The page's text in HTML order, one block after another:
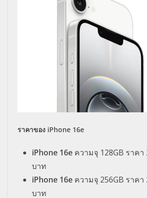
ราคาของ iPhone 16e
iPhone 16e ความจุ 128GB ราคา
บาท
iPhone 16e ความจุ 256GB ราคา
บาท